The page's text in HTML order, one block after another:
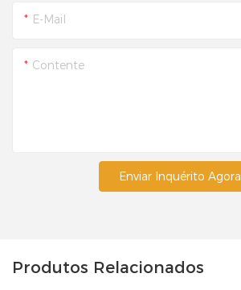
E-Mail
Contente
Enviar Inquérito Agora
Produtos Relacionados